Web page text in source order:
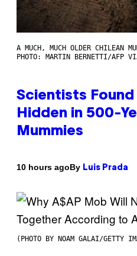
A MUCH, MUCH OLDER CHILEAN
PHOTO: MARTIN BERNETTI/AFP
Scientists Found
Hidden in 500-
Mummies
10 hours agoBy Luis Prada
(PHOTO BY NOAM GALAI/GETTY